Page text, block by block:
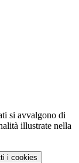
si avvalgono di
illustrate nella
i cookies